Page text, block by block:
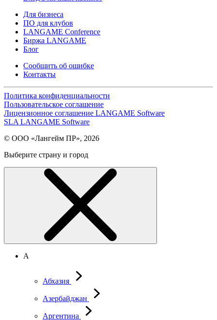
Для бизнеса
ПО для клубов
LANGAME Conference
Биржа LANGAME
Блог
Сообщить об ошибке
Контакты
Политика конфиденциальности
Пользовательское соглашение
Лицензионное соглашение LANGAME Software
SLA LANGAME Software
© ООО «Лангейм ПР», 2026
Выберите страну и город
А
Абхазия
Азербайджан
Аргентина